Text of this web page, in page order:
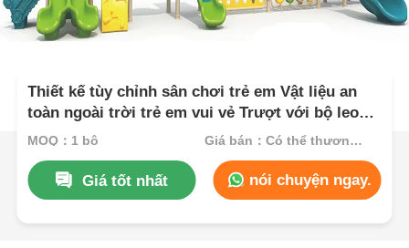
Thiết kế tùy chỉnh sân chơi trẻ em Vật liệu an
toàn ngoài trời trẻ em vui vẻ Trượt với bộ leo
núi Khu chơi trò chơi
MOQ：1 bộ Giá bán：Có thể thương lượng
Giá tốt nhất nói chuyện ngay.